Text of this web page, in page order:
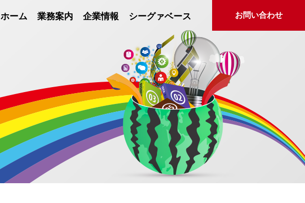
ホーム 業務案内 企業情報 シーグァベース お問い合わせ